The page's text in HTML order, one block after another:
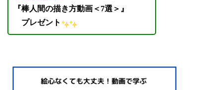
『棒人間の描き方動画＜7選＞』
プレゼント